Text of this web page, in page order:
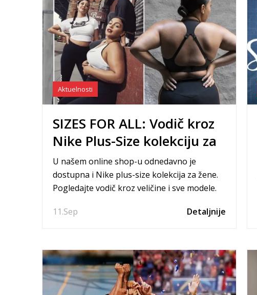
Aktuelnosti
SIZES FOR ALL: Vodič kroz
Nike Plus-Size kolekciju za
žene
U našem online shop-u odnedavno je
dostupna i Nike plus-size kolekcija za žene.
Pogledajte vodič kroz veličine i sve modele.
11.Sep Detaljnije